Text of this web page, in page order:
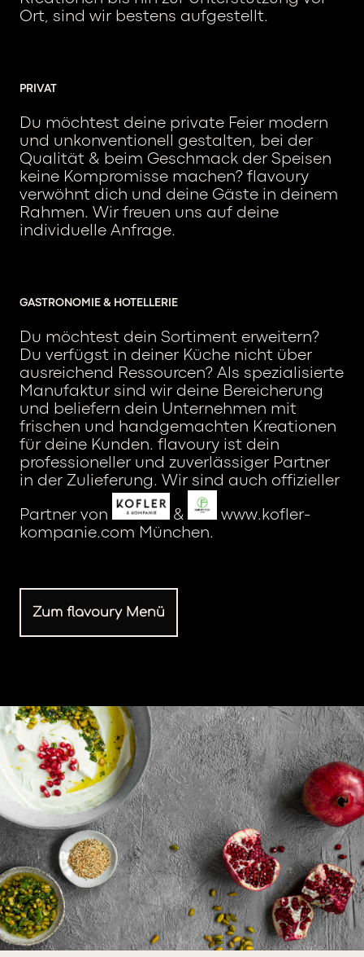
Ort, sind wir bestens aufgestellt.
PRIVAT
Du möchtest deine private Feier modern
und unkonventionell gestalten, bei der
Qualität & beim Geschmack der Speisen
keine Kompromisse machen? flavoury
verwöhnt dich und deine Gäste in deinem
Rahmen. Wir freuen uns auf deine
individuelle Anfrage.
GASTRONOMIE & HOTELLERIE
Du möchtest dein Sortiment erweitern?
Du verfügst in deiner Küche nicht über
ausreichend Ressourcen? Als spezialisierte
Manufaktur sind wir deine Bereicherung
und beliefern dein Unternehmen mit
frischen und handgemachten Kreationen
für deine Kunden. flavoury ist dein
professioneller und zuverlässiger Partner
in der Zulieferung. Wir sind auch offizieller
Partner von &
www.kofler-
kompanie.com München.
Zum flavoury Menü